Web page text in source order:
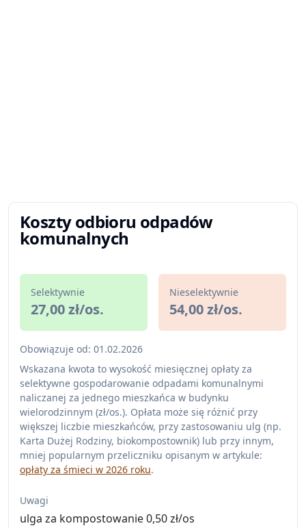
Koszty odbioru odpadów
komunalnych
Selektywnie
27,00 zł/os.
Nieselektywnie
54,00 zł/os.
Obowiązuje od: 01.02.2026
Wskazana kwota to wysokość miesięcznej opłaty za
selektywne gospodarowanie odpadami komunalnymi
naliczanej za jednego mieszkańca w budynku
wielorodzinnym (zł/os.). Opłata może się różnić przy
większej liczbie mieszkańców, przy zastosowaniu ulg (np.
Karta Dużej Rodziny, biokompostownik) lub przy innym,
mniej popularnym przeliczniku opisanym w artykule:
opłaty za śmieci w 2026 roku.
Uwagi
ulga za kompostowanie 0,50 zł/os